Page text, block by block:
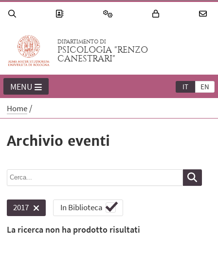
DIPARTIMENTO DI
PSICOLOGIA "RENZO
CANESTRARI"
IT EN
MENU
Home
Archivio eventi
2017 In Biblioteca
La ricerca non ha prodotto risultati